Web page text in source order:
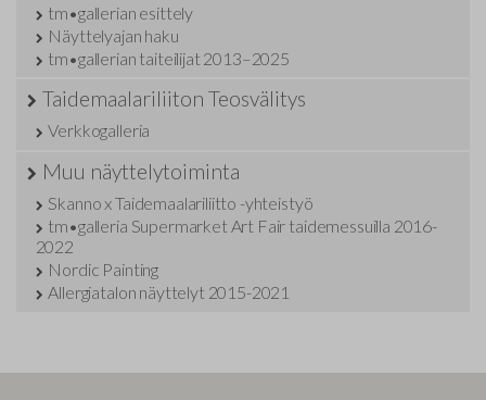
tm•gallerian esittely
Näyttelyajan haku
tm•gallerian taiteilijat 2013–2025
Taidemaalariliiton Teosvälitys
Verkkogalleria
Muu näyttelytoiminta
Skanno x Taidemaalariliitto -yhteistyö
tm•galleria Supermarket Art Fair taidemessuilla 2016-
2022
Nordic Painting
Allergiatalon näyttelyt 2015-2021